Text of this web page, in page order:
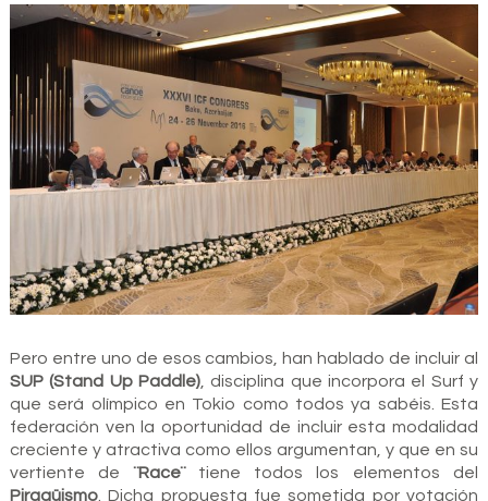
Pero entre uno de esos cambios, han hablado de incluir al
SUP (Stand Up Paddle), disciplina que incorpora el Surf y
que será olímpico en Tokio como todos ya sabéis. Esta
federación ven la oportunidad de incluir esta modalidad
creciente y atractiva como ellos argumentan, y que en su
vertiente de ¨Race¨tiene todos los elementos del
Piragüismo. Dicha propuesta fue sometida por votación